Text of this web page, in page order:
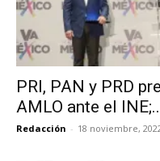
PRI, PAN y PRD
AMLO ante el
Redacción - 18 noviembre,